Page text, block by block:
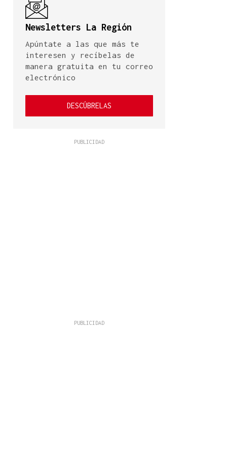
Newsletters La Región
Apúntate a las que más te
interesen y recíbelas de
manera gratuita en tu correo
electrónico
DESCÚBRELAS